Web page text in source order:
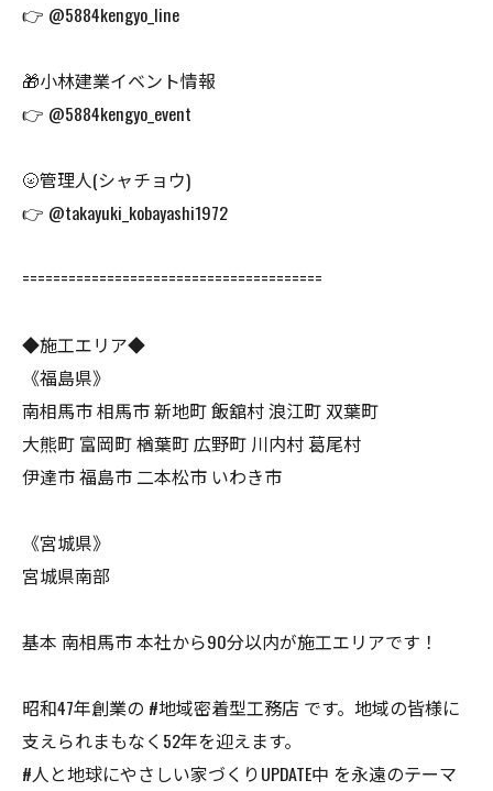
👉 @5884kengyo_line
🎁小林建業イベント情報
👉 @5884kengyo_event
🌝管理人(シャチョウ)
👉 @takayuki_kobayashi1972
=======================================
◆施工エリア◆
《福島県》
南相馬市 相馬市 新地町 飯舘村 浪江町 双葉町
大熊町 富岡町 楢葉町 広野町 川内村 葛尾村
伊達市 福島市 二本松市 いわき市
《宮城県》
宮城県南部
基本 南相馬市 本社から90分以内が施工エリアです！
昭和47年創業の #地域密着型工務店 です。地域の皆様に
支えられまもなく52年を迎えます。
#人と地球にやさしい家づくりUPDATE中 を永遠のテーマ